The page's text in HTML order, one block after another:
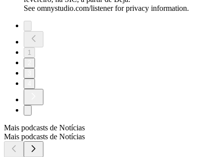
See omnystudio.com/listener for privacy information.
1
Mais podcasts de Notícias
Mais podcasts de Notícias